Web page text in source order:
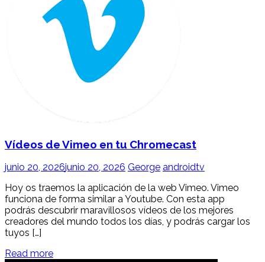
Vídeos de Vimeo en tu Chromecast
junio 20, 2026junio 20, 2026 George androidtv
Hoy os traemos la aplicación de la web Vimeo. Vimeo
funciona de forma similar a Youtube. Con esta app
podrás descubrir maravillosos vídeos de los mejores
creadores del mundo todos los días, y podrás cargar los
tuyos […]
Read more